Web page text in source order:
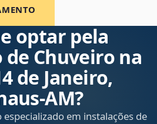
optar pela
Chuveiro na
de Janeiro,
em instalações de